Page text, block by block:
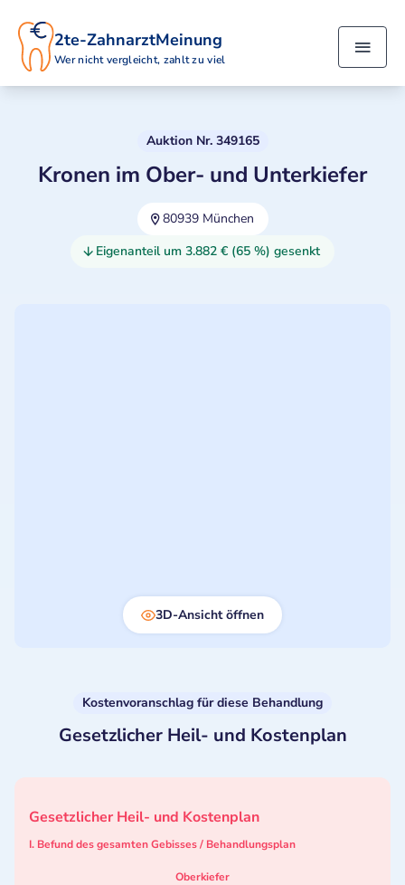
2te-ZahnarztMeinung
Wer nicht vergleicht, zahlt zu viel
Auktion Nr. 349165
Kronen im Ober- und Unterkiefer
80939 München
Eigenanteil um 3.882 € (65 %) gesenkt
3D-Ansicht öffnen
Kostenvoranschlag für diese Behandlung
Gesetzlicher Heil- und Kostenplan
Gesetzlicher Heil- und Kostenplan
I. Befund des gesamten Gebisses / Behandlungsplan
Oberkiefer